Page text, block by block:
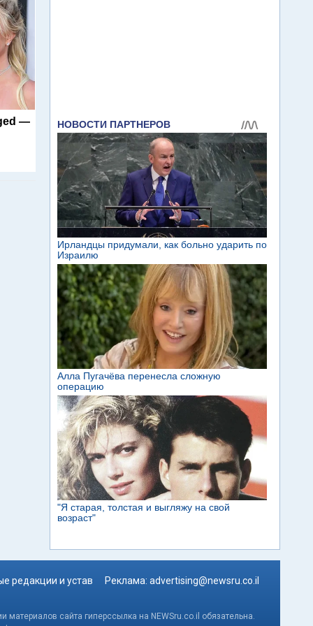
—
редакции и устав Реклама: advertising@newsru.co.il
сайта гиперссылка на NEWSru.co.il обязательна.